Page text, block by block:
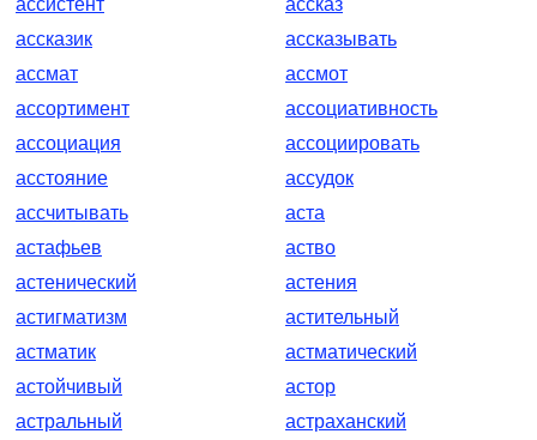
ассистент
ассказ
ассказик
ассказывать
ассмат
ассмот
ассортимент
ассоциативность
ассоциация
ассоциировать
асстояние
ассудок
ассчитывать
аста
астафьев
аство
астенический
астения
астигматизм
астительный
астматик
астматический
астойчивый
астор
астральный
астраханский